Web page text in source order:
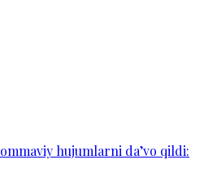
hujumlarni da’vo qildi: